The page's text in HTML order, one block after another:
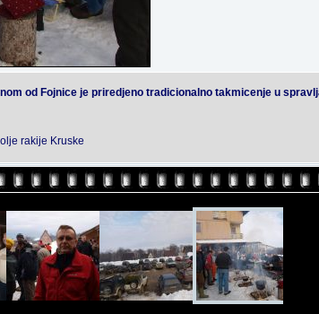
od Fojnice je priredjeno tradicionalno takmicenje u
rakije Kruske